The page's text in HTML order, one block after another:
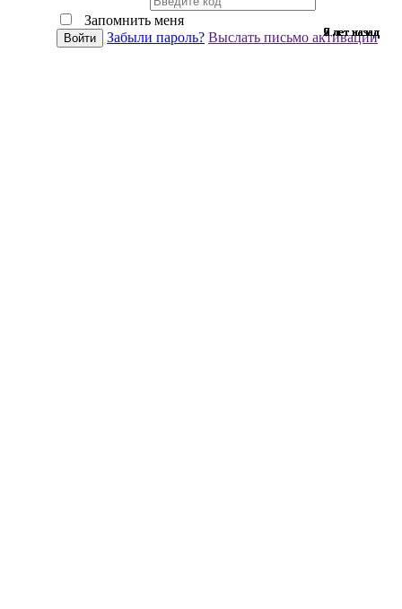
9 лет назад
9 лет назад
7 лет назад
9 лет назад
9 лет назад
9 лет назад
9 лет назад
9 лет назад
9 лет назад
9 лет назад
9 лет назад
9 лет назад
9 лет назад
9 лет назад
7 лет назад
9 лет назад
9 лет назад
9 лет назад
9 лет назад
9 лет назад
9 лет назад
7 лет назад
9 лет назад
6 лет назад
9 лет назад
9 лет назад
6 лет назад
9 лет назад
2 лет назад
9 лет назад
9 лет назад
Запомнить меня
Забыли пароль? Выслать письмо активации